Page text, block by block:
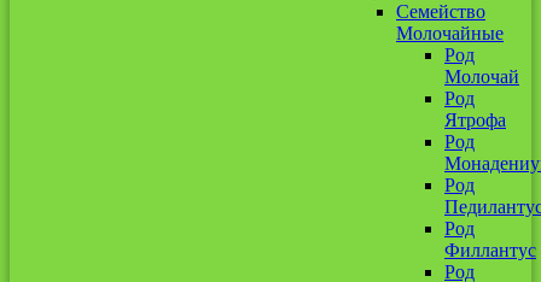
Семейство
Молочайные
Род
Молочай
Род
Ятрофа
Род
Род
Род
Филлантус
Род